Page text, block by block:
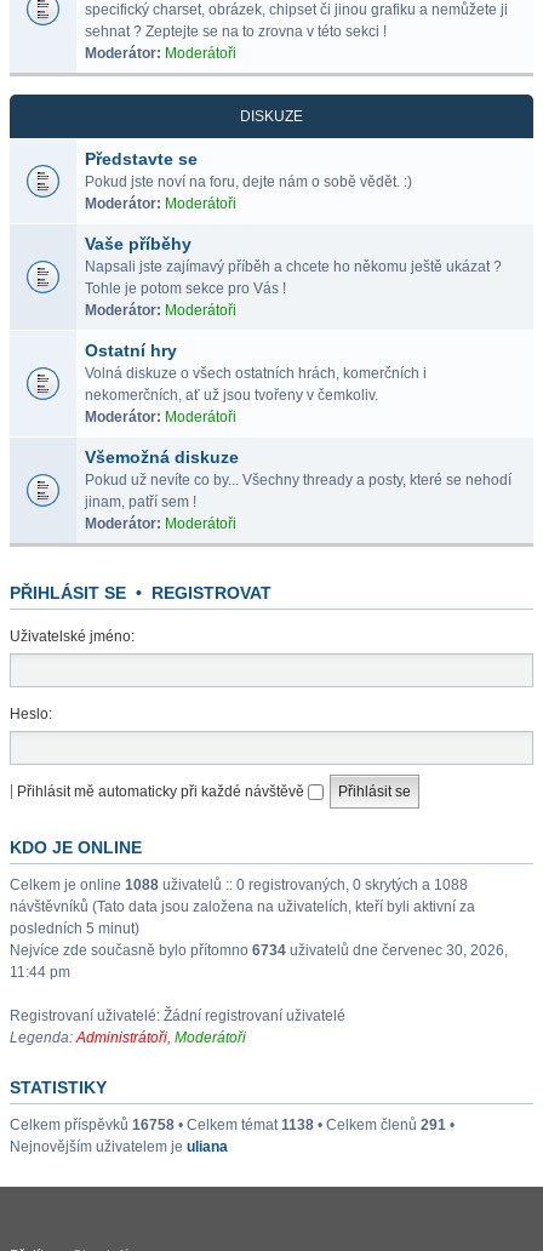
specifický charset, obrázek, chipset či jinou grafiku a nemůžete ji
sehnat ? Zeptejte se na to zrovna v této sekci !
Moderátor: Moderátoři
DISKUZE
Představte se
Pokud jste noví na foru, dejte nám o sobě vědět. :)
Moderátor: Moderátoři
Vaše příběhy
Napsali jste zajímavý příběh a chcete ho někomu ještě ukázat ?
Tohle je potom sekce pro Vás !
Moderátor: Moderátoři
Ostatní hry
Volná diskuze o všech ostatních hrách, komerčních i
nekomerčních, ať už jsou tvořeny v čemkoliv.
Moderátor: Moderátoři
Všemožná diskuze
Pokud už nevíte co by... Všechny thready a posty, které se nehodí
jinam, patří sem !
Moderátor: Moderátoři
PŘIHLÁSIT SE • REGISTROVAT
Uživatelské jméno:
Heslo:
Přihlásit mě automaticky při každé návštěvě
KDO JE ONLINE
Celkem je online 1088 uživatelů :: 0 registrovaných, 0 skrytých a 1088
návštěvníků (Tato data jsou založena na uživatelích, kteří byli aktivní za
posledních 5 minut)
Nejvíce zde současně bylo přítomno 6734 uživatelů dne červenec 30, 2026,
11:44 pm
Registrovaní uživatelé: Žádní registrovaní uživatelé
Legenda:Administrátoři, Moderátoři
STATISTIKY
Celkem příspěvků 16758 • Celkem témat1138 • Celkem členů 291 •
Nejnovějším uživatelem je uliana